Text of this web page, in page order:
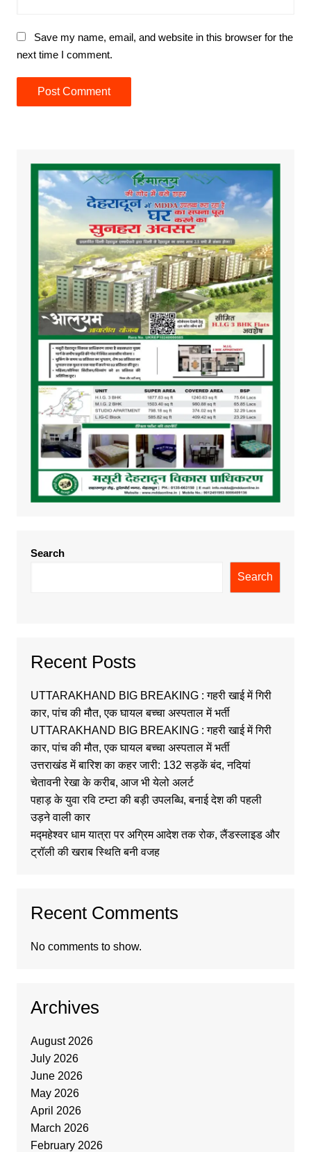
Save my name, email, and website in this browser for the
next time I comment.
Search
Search
Recent Posts
UTTARAKHAND BIG BREAKING : गहरी खाई में गिरी
कार, पांच की मौत, एक घायल बच्चा अस्पताल में भर्ती
UTTARAKHAND BIG BREAKING : गहरी खाई में गिरी
कार, पांच की मौत, एक घायल बच्चा अस्पताल में भर्ती
उत्तराखंड में बारिश का कहर जारी: 132 सड़कें बंद, नदियां
चेतावनी रेखा के करीब, आज भी येलो अलर्ट
पहाड़ के युवा रवि टम्टा की बड़ी उपलब्धि, बनाई देश की पहली
उड़ने वाली कार
मद्महेश्वर धाम यात्रा पर अग्रिम आदेश तक रोक, लैंडस्लाइड और
ट्रॉली की खराब स्थिति बनी वजह
Recent Comments
No comments to show.
Archives
August 2026
July 2026
June 2026
May 2026
April 2026
March 2026
February 2026